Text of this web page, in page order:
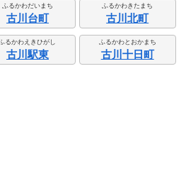
ふるかわだいまち
古川台町
ふるかわきたまち
古川北町
ふるかわえきひがし
古川駅東
ふるかわとおかまち
古川十日町